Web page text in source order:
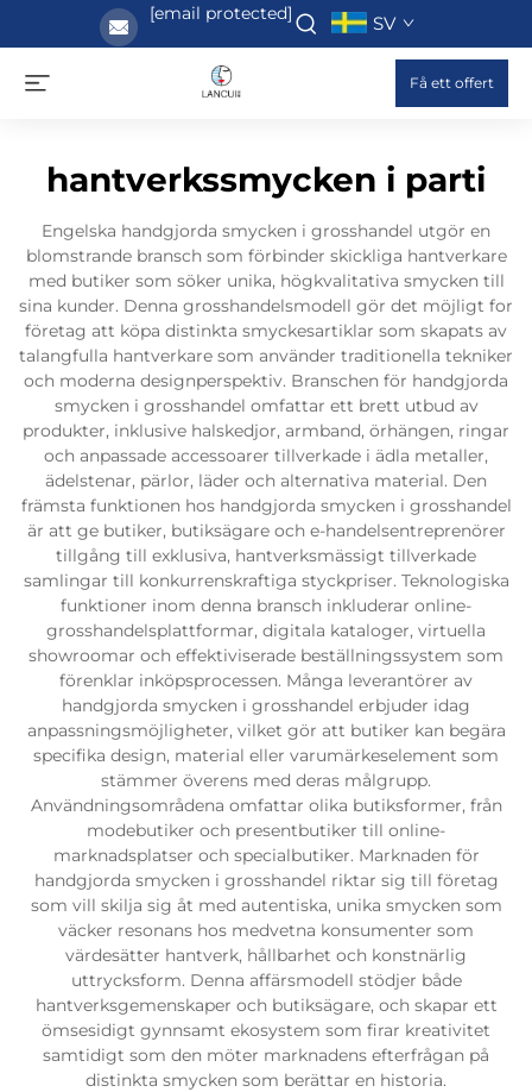
[email protected] SV
Få ett offert
hantverkssmycken i parti
Engelska handgjorda smycken i grosshandel utgör en
blomstrande bransch som förbinder skickliga hantverkare
med butiker som söker unika, högkvalitativa smycken till
sina kunder. Denna grosshandelsmodell gör det möjligt for
företag att köpa distinkta smyckesartiklar som skapats av
talangfulla hantverkare som använder traditionella tekniker
och moderna designperspektiv. Branschen för handgjorda
smycken i grosshandel omfattar ett brett utbud av
produkter, inklusive halskedjor, armband, örhängen, ringar
och anpassade accessoarer tillverkade i ädla metaller,
ädelstenar, pärlor, läder och alternativa material. Den
främsta funktionen hos handgjorda smycken i grosshandel
är att ge butiker, butiksägare och e-handelsentreprenörer
tillgång till exklusiva, hantverksmässigt tillverkade
samlingar till konkurrenskraftiga styckpriser. Teknologiska
funktioner inom denna bransch inkluderar online-
grosshandelsplattformar, digitala kataloger, virtuella
showroomar och effektiviserade beställningssystem som
förenklar inköpsprocessen. Många leverantörer av
handgjorda smycken i grosshandel erbjuder idag
anpassningsmöjligheter, vilket gör att butiker kan begära
specifika design, material eller varumärkeselement som
stämmer överens med deras målgrupp.
Användningsområdena omfattar olika butiksformer, från
modebutiker och presentbutiker till online-
marknadsplatser och specialbutiker. Marknaden för
handgjorda smycken i grosshandel riktar sig till företag
som vill skilja sig åt med autentiska, unika smycken som
väcker resonans hos medvetna konsumenter som
värdesätter hantverk, hållbarhet och konstnärlig
uttrycksform. Denna affärsmodell stödjer både
hantverksgemenskaper och butiksägare, och skapar ett
ömsesidigt gynnsamt ekosystem som firar kreativitet
samtidigt som den möter marknadens efterfrågan på
distinkta smycken som berättar en historia.